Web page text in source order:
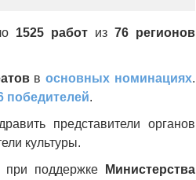
1525 работ из 76 регионов
восновных номинациях.
победителей.
представители органов
культуры.
поддержке
Министерства